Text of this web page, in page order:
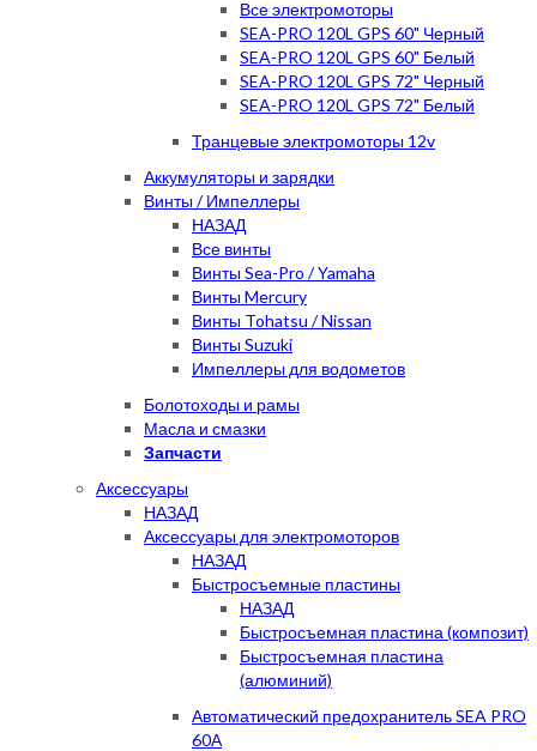
Все электромоторы
SEA-PRO 120L GPS 60" Черный
SEA-PRO 120L GPS 60" Белый
SEA-PRO 120L GPS 72" Черный
SEA-PRO 120L GPS 72" Белый
Транцевые электромоторы 12v
Аккумуляторы и зарядки
Винты / Импеллеры
НАЗАД
Все винты
Винты Sea-Pro / Yamaha
Винты Mercury
Винты Tohatsu / Nissan
Винты Suzuki
Импеллеры для водометов
Болотоходы и рамы
Масла и смазки
Запчасти
Аксессуары
НАЗАД
Аксессуары для электромоторов
НАЗАД
Быстросъемные пластины
НАЗАД
Быстросъемная пластина (композит)
Быстросъемная пластина
(алюминий)
Автоматический предохранитель SEA PRO
60А